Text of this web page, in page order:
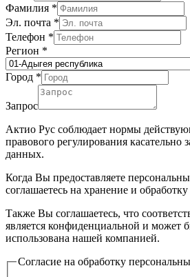
Фамилия *
Эл. почта *
Телефон *
Регион *
Город *
Запрос
Актио Рус соблюдает нормы
правового регулирования
данных.
Когда Вы предоставляете
соглашаетесь на хранение и
Также Вы соглашаетесь, что
является конфиденциальной и может
использована нашей компанией.
Согласие на обработку